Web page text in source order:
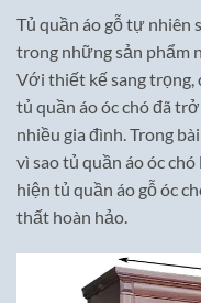
Tủ quần áo gỗ tự nhiên
trong những sản phẩm
Với thiết kế sang trọng,
tủ quần áo óc chó đã
nhiều gia đình. Trong
vì sao tủ quần áo óc
hiện tủ quần áo gỗ óc
thất hoàn hảo.